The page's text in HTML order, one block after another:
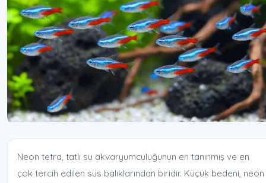
Neon tetra, tatlı su akvaryumculuğunun en tanınmış ve en
çok tercih edilen süs balıklarından biridir. Küçük bedeni, neon